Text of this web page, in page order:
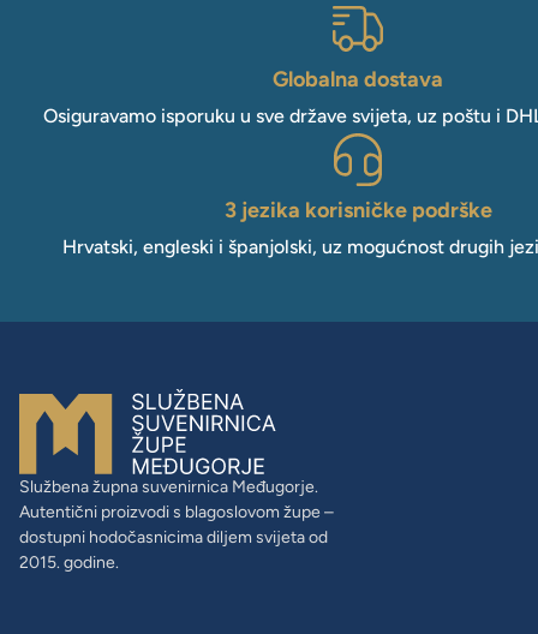
Globalna dostava
Osiguravamo isporuku u sve države svijeta, uz poštu i
3 jezika korisničke podrške
Hrvatski, engleski i španjolski, uz mogućnost drugih
Službena župna suvenirnica Međugorje.
Autentični proizvodi s blagoslovom župe –
dostupni hodočasnicima diljem svijeta od
2015. godine.